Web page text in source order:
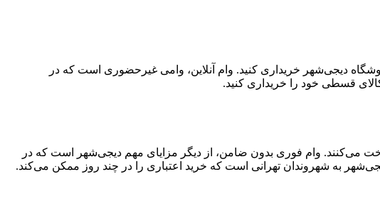
دیجی‌شهر خریداری کنید. وام آنلاین، وامی غیرحضوری است که در
قسطی خود را خریداری کنید.
می‌کنند. وام فوری بدون ضامن، از دیگر مزایای مهم دیجی‌شهر است که در
به شهروندان تهرانی است که خرید اعتباری را در چند روز ممکن می‌کند.